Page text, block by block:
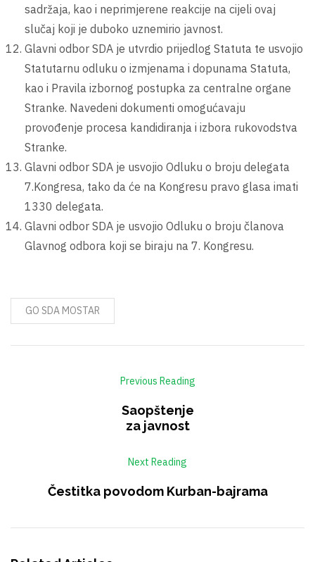
sadržaja, kao i neprimjerene reakcije na cijeli ovaj
slučaj koji je duboko uznemirio javnost.
Glavni odbor SDA je utvrdio prijedlog Statuta te usvojio
Statutarnu odluku o izmjenama i dopunama Statuta,
kao i Pravila izbornog postupka za centralne organe
Stranke. Navedeni dokumenti omogućavaju
provođenje procesa kandidiranja i izbora rukovodstva
Stranke.
Glavni odbor SDA je usvojio Odluku o broju delegata
7.Kongresa, tako da će na Kongresu pravo glasa imati
1330 delegata.
Glavni odbor SDA je usvojio Odluku o broju članova
Glavnog odbora koji se biraju na 7. Kongresu.
GO SDA MOSTAR
Previous Reading
Saopštenje
za javnost
Next Reading
Čestitka povodom Kurban-bajrama